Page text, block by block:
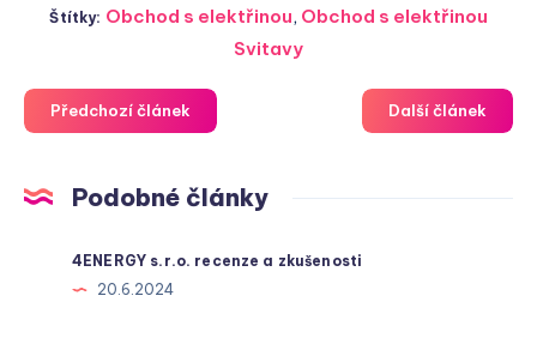
Štítky: Obchod s elektřinou, Obchod s elektřinou
Svitavy
Předchozí článek Další článek
Podobné články
4ENERGY s.r.o. recenze a zkušenosti
20.6.2024